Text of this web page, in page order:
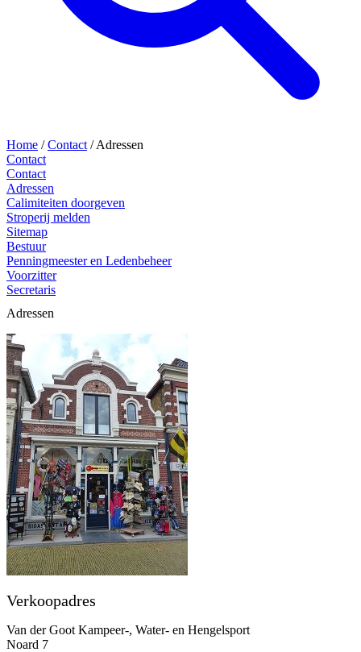
Home /Contact /Adressen
Contact
Contact
Adressen
Calimiteiten doorgeven
Stroperij melden
Sitemap
Bestuur
Penningmeester en Ledenbeheer
Voorzitter
Secretaris
Adressen
Verkoopadres
Van der Goot Kampeer-, Water- en Hengelsport
Noard 7